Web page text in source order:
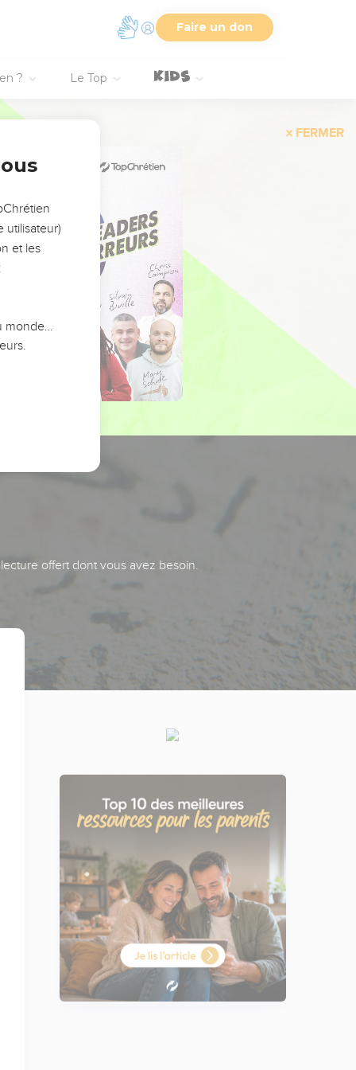
Faire un don
? Le Top
FERMER
offert dont vous avez besoin.
utilisateur)
et les
monde…